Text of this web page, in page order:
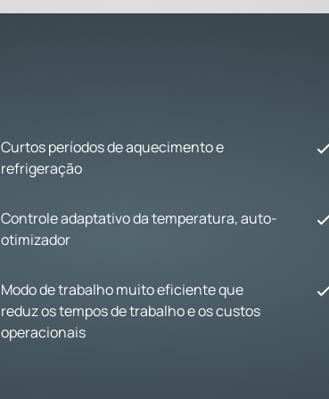
Curtos períodos de aquecimento e
refrigeração
Controle adaptativo da temperatura, auto-
otimizador
Modo de trabalho muito eficiente que
reduz os tempos de trabalho e os custos
operacionais